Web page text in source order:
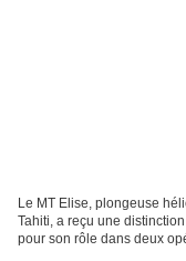
Le MT Elise, plongeuse
Tahiti, a reçu une
pour son rôle dans deux